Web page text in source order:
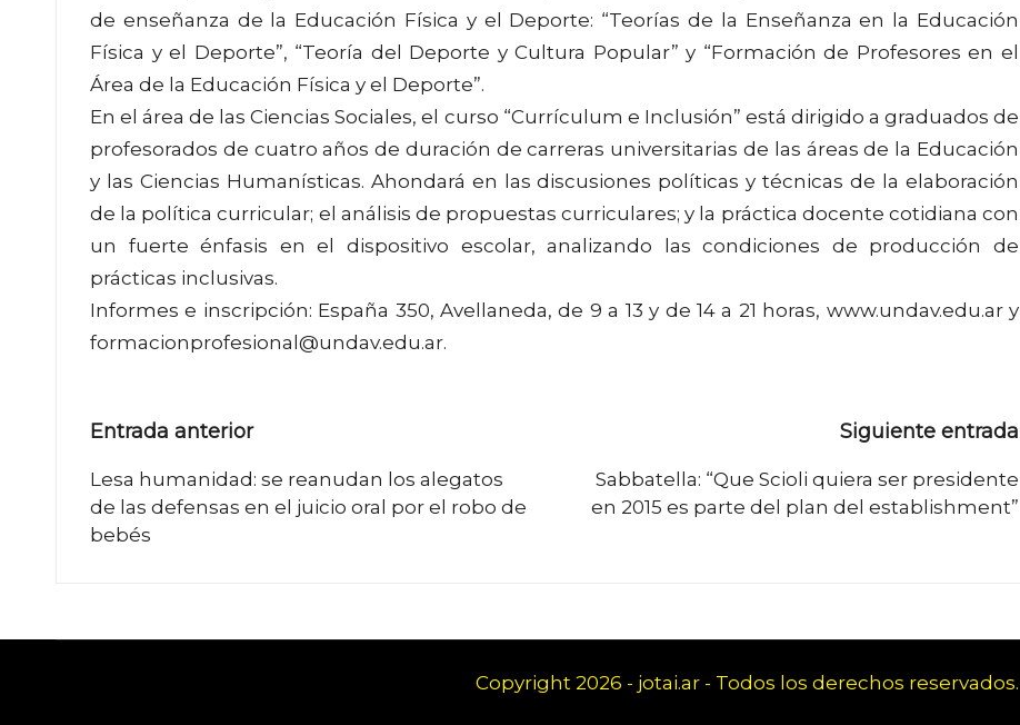
de enseñanza de la Educación Física y el Deporte: “Teorías de la Enseñanza en la Educación
Física y el Deporte”, “Teoría del Deporte y Cultura Popular” y “Formación de Profesores en el
Área de la Educación Física y el Deporte”.
En el área de las Ciencias Sociales, el curso “Currículum e Inclusión” está dirigido a graduados de
profesorados de cuatro años de duración de carreras universitarias de las áreas de la Educación
y las Ciencias Humanísticas. Ahondará en las discusiones políticas y técnicas de la elaboración
de la política curricular; el análisis de propuestas curriculares; y la práctica docente cotidiana con
un fuerte énfasis en el dispositivo escolar, analizando las condiciones de producción de
prácticas inclusivas.
Informes e inscripción: España 350, Avellaneda, de 9 a 13 y de 14 a 21 horas, www.undav.edu.ar y
formacionprofesional@undav.edu.ar.
Navegación
de
entradas
Entrada anterior
Lesa humanidad: se reanudan los alegatos
de las defensas en el juicio oral por el robo de
bebés
Siguiente entrada
Sabbatella: “Que Scioli quiera ser presidente
en 2015 es parte del plan del establishment”
Copyright 2026 - jotai.ar - Todos los derechos reservados.